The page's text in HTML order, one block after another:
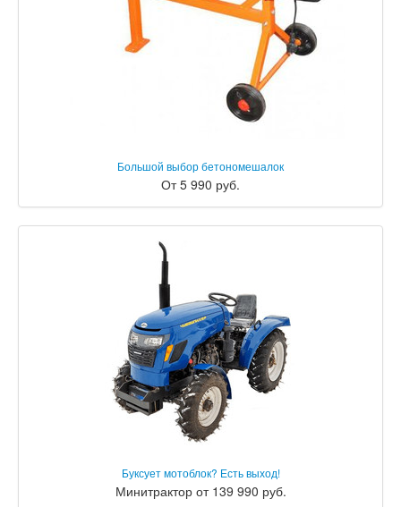
Большой выбор бетономешалок
От 5 990 руб.
Буксует мотоблок? Есть выход!
Минитрактор от 139 990 руб.